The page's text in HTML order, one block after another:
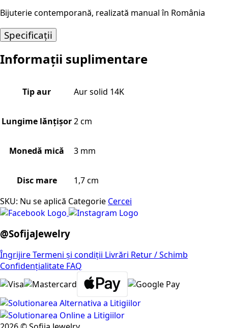
Bijuterie contemporană, realizată manual în România
Specificații
Informații suplimentare
Tip aur Aur solid 14K
Lungime lănțișor2 cm
Monedă mică 3 mm
Disc mare
1,7 cm
SKU: Nu se aplică Categorie Cercei
@SofijaJewelry
ÎngrijireTermeni și condiții Livrări Retur / Schimb
Confidențialitate FAQ